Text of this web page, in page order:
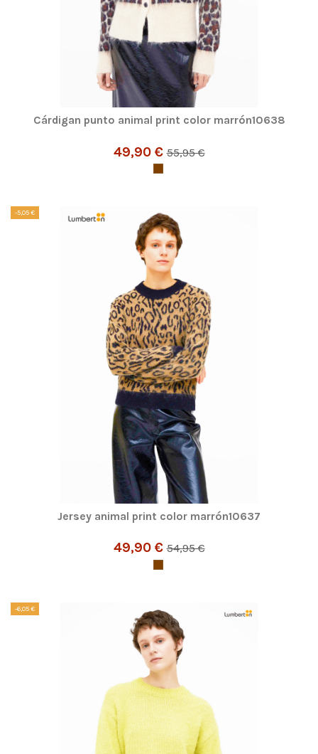
Cárdigan punto animal print color marrón10638
49,90 €55,95 €
-5,05 €
Jersey animal print color marrón10637
49,90 €54,95 €
-6,05 €